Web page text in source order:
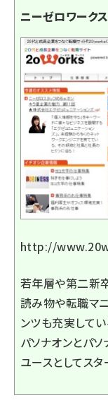
ニーゼロワーク
http://
若年層や第二新
読み物や転職マ
ンツも充実して
パソナオンとパ
ユースとしてスタ